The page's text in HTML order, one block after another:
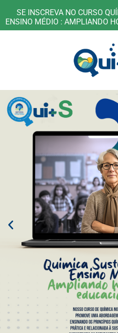
SE INSCREVA NO CURSO
ENSINO MÉDIO : AMPLIANDO